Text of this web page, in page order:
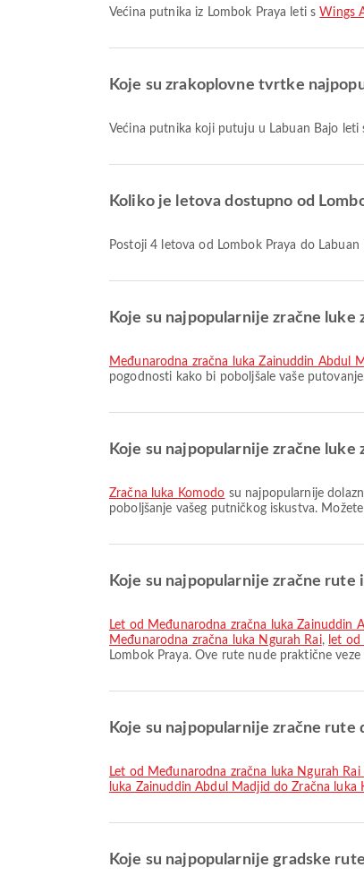
Većina putnika iz Lombok Praya leti s Wings
Koje su zrakoplovne tvrtke
Većina putnika koji putuju u Labuan Bajo leti
Koliko je letova dostupno od
Postoji 4 letova od Lombok Praya do Labuan
Koje su najpopularnije zračne luke
Međunarodna zračna luka Zainuddin Abdul
pogodnosti kako bi poboljšale vaše
Koje su najpopularnije zračne luke
Zračna luka Komodo su najpopularnije
poboljšanje vašeg putničkog iskustva.
Koje su najpopularnije zračne rute
let od Međunarodna zračna luka Zainuddin
Međunarodna zračna luka Ngurah Rai, let
Lombok Praya. Ove rute nude praktične veze
Koje su najpopularnije zračne rute
let od Međunarodna zračna luka Ngurah
luka Zainuddin Abdul Madjid do Zračna luka
Koje su najpopularnije gradske